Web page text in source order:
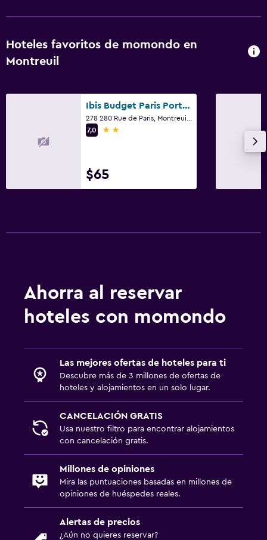
Hoteles favoritos de momondo en
Montreuil
Ibis Budget Paris Porte de Montreuil
7,0
2 estrellas
$65
Ahorra al reservar
hoteles con momondo
Las mejores ofertas de hoteles para ti
Descubre más de 3 millones de ofertas de
hoteles y alojamientos en un solo lugar.
CANCELACIÓN GRATIS
Usa nuestro filtro para encontrar alojamientos
con cancelación gratis.
Millones de opiniones
Mira las puntuaciones basadas en millones de
opiniones de huéspedes reales.
Alertas de precios
¿Aún no quieres reservar?